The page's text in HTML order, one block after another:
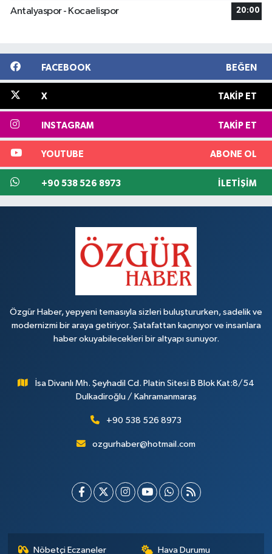
Antalyaspor - Kocaelispor 20:00
FACEBOOK BEĞEN
X TAKIP ET
INSTAGRAM TAKIP ET
YOUTUBE ABONE OL
+90 538 526 8973 İLETIŞIM
Özgür Haber, yepyeni temasıyla sizleri buluştururken, sadelik ve
modernizmi bir araya getiriyor. Şatafattan kaçınıyor ve insanlara
haber okuyabilecekleri bir altyapı sunuyor.
İsa Divanlı Mh. Şeyhadil Cd. Platin Sitesi B Blok Kat:8/54
Dulkadiroğlu / Kahramanmaraş
+90 538 526 8973
ozgurhaber@hotmail.com
Nöbetçi Eczaneler Hava Durumu